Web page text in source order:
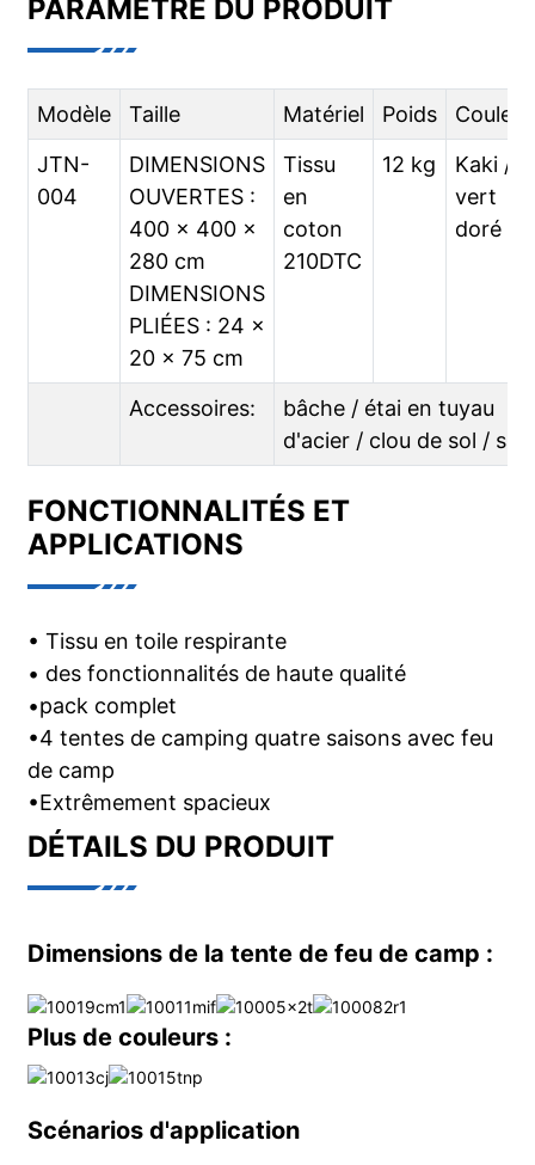
PARAMÈTRE DU PRODUIT
Modèle Taille Matériel Poids
Couleur
JTN-
004
DIMENSIONS
OUVERTES :
400 x 400 x
280 cm
DIMENSIONS
PLIÉES : 24 x
20 x 75 cm
Tissu
en
coton
210DTC
12 kg
Kaki /
vert
doré
Accessoires:
bâche / étai en tuyau
d'acier / clou de sol / sac
FONCTIONNALITÉS ET
APPLICATIONS
• Tissu en toile respirante
• des fonctionnalités de haute qualité
•pack complet
•4 tentes de camping quatre saisons avec feu
de camp
•Extrêmement spacieux
DÉTAILS DU PRODUIT
Dimensions de la tente de feu de camp :
Plus de couleurs :
Scénarios d'application